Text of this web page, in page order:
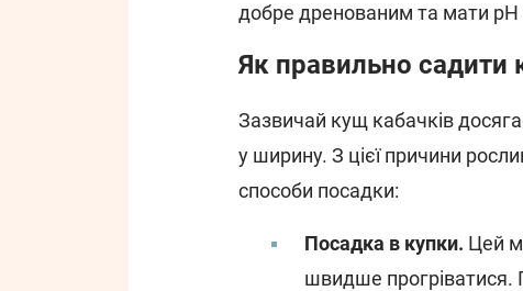
добре дренованим та мати pH
Як правильно садити
Зазвичай кущ кабачків
у ширину. З цієї причини
способи посадки:
Посадка в купки. Цей
швидше прогріватися.